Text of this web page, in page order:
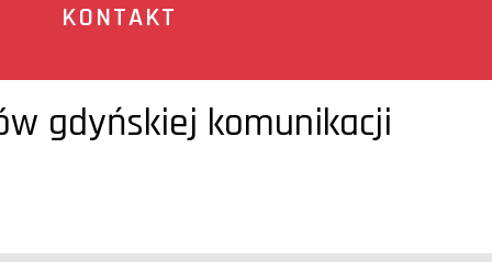
KONTAKT
gdyńskiej komunikacji